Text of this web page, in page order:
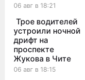
06 авг в 18:21
Трое водителей
устроили ночной
дрифт на
проспекте
Жукова в Чите
06 авг в 18:15